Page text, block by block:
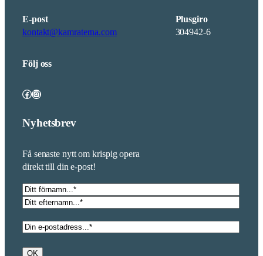
E-post
kontakt@kamraterna.com
Följ oss
Facebook
Instagram
Plusgiro
304942-6
Nyhetsbrev
Få senaste nytt om krispig opera
direkt till din e-post!
Namn*
Förnamn
E-
OK